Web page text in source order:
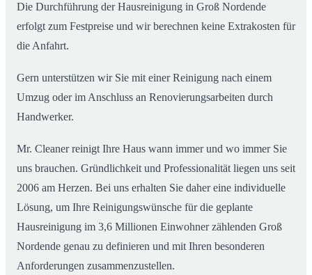
Die Durchführung der Hausreinigung in Groß Nordende
erfolgt zum Festpreise und wir berechnen keine Extrakosten für
die Anfahrt.
Gern unterstützen wir Sie mit einer Reinigung nach einem
Umzug oder im Anschluss an Renovierungsarbeiten durch
Handwerker.
Mr. Cleaner reinigt Ihre Haus wann immer und wo immer Sie
uns brauchen. Gründlichkeit und Professionalität liegen uns seit
2006 am Herzen. Bei uns erhalten Sie daher eine individuelle
Lösung, um Ihre Reinigungswünsche für die geplante
Hausreinigung im 3,6 Millionen Einwohner zählenden Groß
Nordende genau zu definieren und mit Ihren besonderen
Anforderungen zusammenzustellen.